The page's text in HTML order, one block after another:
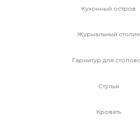
Кухонный остров
Журнальный столик
Гарнитур для
Стулья
Кровать